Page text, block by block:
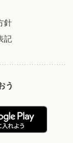
針
記
う